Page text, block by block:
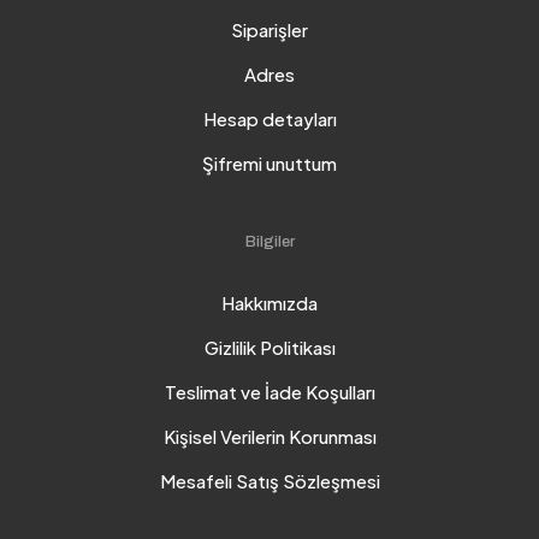
Siparişler
Adres
Hesap detayları
Şifremi unuttum
Bilgiler
Hakkımızda
Gizlilik Politikası
Teslimat ve İade Koşulları
Kişisel Verilerin Korunması
Mesafeli Satış Sözleşmesi